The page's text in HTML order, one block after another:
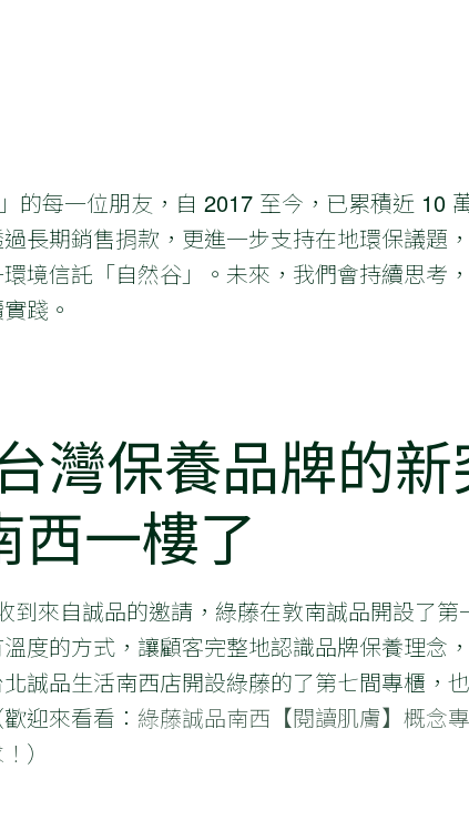
的每一位朋友，自 2017 至今，已累積近 10
長期銷售捐款，更進一步支持在地環保議題
境信託「自然谷」。未來，我們會持續思考
踐。
灣保養品牌的
西一樓了
到來自誠品的邀請，綠藤在敦南誠品開設了
度的方式，讓顧客完整地認識品牌保養理念
誠品生活南西店開設綠藤的了第七間專櫃，
迎來看看： 綠藤誠品南西【閱讀肌膚】概念
）